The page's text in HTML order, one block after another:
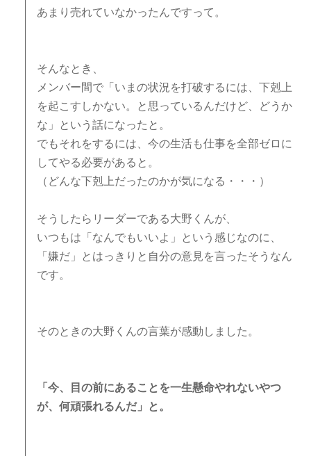
あまり売れていなかったんですって。
そんなとき、
メンバー間で「いまの状況を打破するには、下剋上
を起こすしかない。と思っているんだけど、どうか
な」という話になったと。
でもそれをするには、今の生活も仕事を全部ゼロに
してやる必要があると。
（どんな下剋上だったのかが気になる・・・）
そうしたらリーダーである大野くんが、
いつもは「なんでもいいよ」という感じなのに、
「嫌だ」とはっきりと自分の意見を言ったそうなん
です。
そのときの大野くんの言葉が感動しました。
「今、目の前にあることを一生懸命やれないやつ
が、何頑張れるんだ」と。